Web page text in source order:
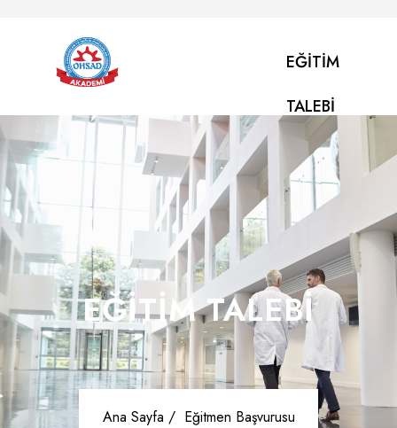
EĞITIM
TALEBI
EĞITIM TALEBI
Ana Sayfa / Eğitmen Başvurusu